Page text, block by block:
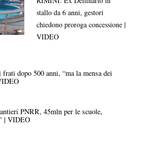
stallo da 6 anni, gestori
chiedono proroga concessione |
VIDEO
dopo 500 anni, “ma la mensa dei
PNRR, 45mln per le scuole,
| VIDEO